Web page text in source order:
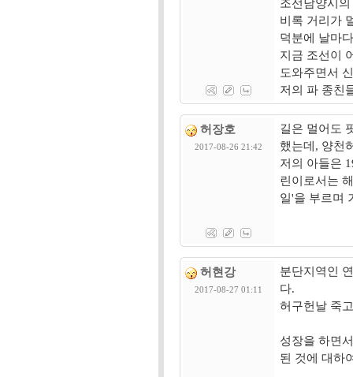
조선남양시
비록 거리가
덕분에 날마
지금 조선이
도와주면서
저의 파 종친
허장호
2017-08-26 21:42
길은 멀어도
했는데, 양천
저의 아들은
린이로서는
일'을 부르며
허현강
2017-08-27 01:11
분단지역인
다.
허구헌날 죽
성장을 하면
된 것에 대하